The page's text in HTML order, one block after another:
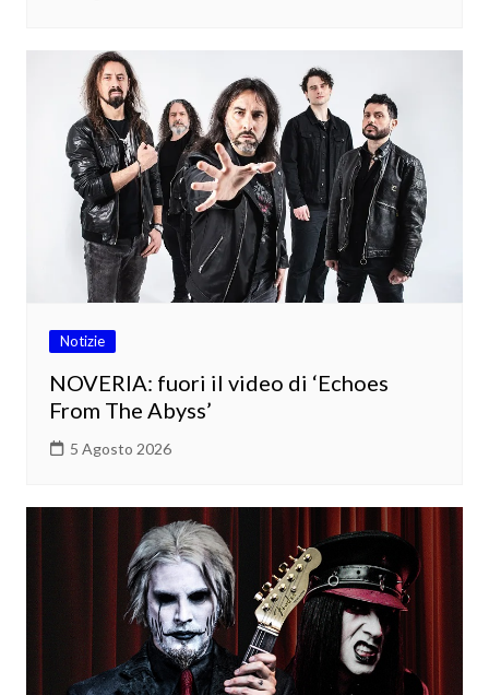
Notizie
NOVERIA: fuori il video di ‘Echoes
From The Abyss’
5 Agosto 2026